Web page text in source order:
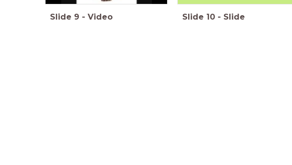
Slide 9 - Video Slide 10 - Slide